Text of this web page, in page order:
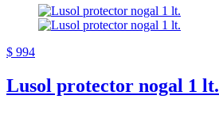
$ 994
Lusol protector nogal 1 lt.